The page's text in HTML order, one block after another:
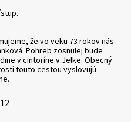
že vo veku 73 rokov nás
Pohreb zosnulej bude
v cintoríne v Jelke. Obecný
touto cestou vyslovujú